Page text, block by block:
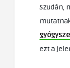
Szudán,
ezt a